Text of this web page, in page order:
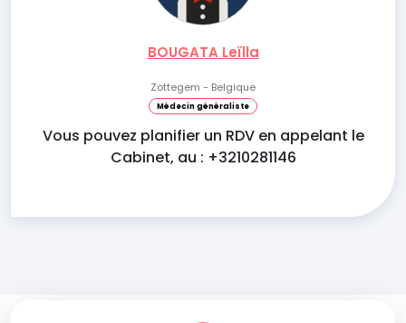
BOUGATA Leïlla
Zottegem - Belgique
Médecin généraliste
Vous pouvez planifier un RDV en appelant le
Cabinet, au : +3210281146